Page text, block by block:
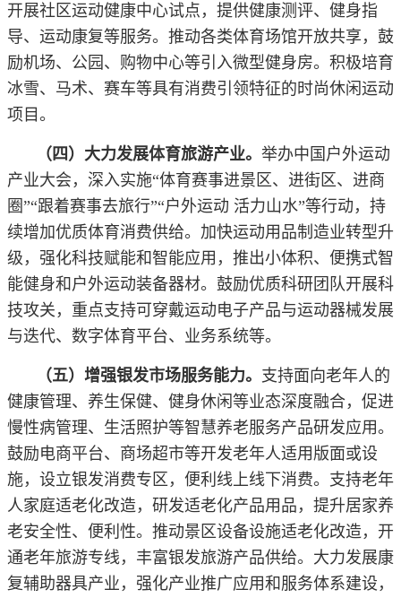
开展社区运动健康中心试点，提供健康测评、健身指
导、运动康复等服务。推动各类体育场馆开放共享，鼓
励机场、公园、购物中心等引入微型健身房。积极培育
冰雪、马术、赛车等具有消费引领特征的时尚休闲运动
项目。
（四）大力发展体育旅游产业。 举办中国户外运动
产业大会，深入实施“体育赛事进景区、进街区、进商
圈”“跟着赛事去旅行”“户外运动 活力山水”等行动，持
续增加优质体育消费供给。加快运动用品制造业转型升
级，强化科技赋能和智能应用，推出小体积、便携式智
能健身和户外运动装备器材。鼓励优质科研团队开展科
技攻关，重点支持可穿戴运动电子产品与运动器械发展
与迭代、数字体育平台、业务系统等。
（五）增强银发市场服务能力。 支持面向老年人的
健康管理、养生保健、健身休闲等业态深度融合，促进
慢性病管理、生活照护等智慧养老服务产品研发应用。
鼓励电商平台、商场超市等开发老年人适用版面或设
施，设立银发消费专区，便利线上线下消费。支持老年
人家庭适老化改造，研发适老化产品用品，提升居家养
老安全性、便利性。推动景区设备设施适老化改造，开
通老年旅游专线，丰富银发旅游产品供给。大力发展康
复辅助器具产业，强化产业推广应用和服务体系建设，